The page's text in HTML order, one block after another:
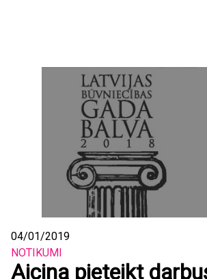
04/01/2019
NOTIKUMI
Aicina pieteikt